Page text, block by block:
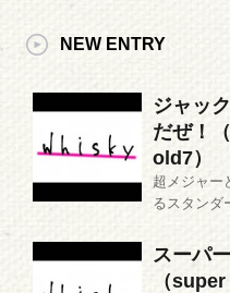
NEW ENTRY
ジャッ
だぜ！
old7）
超メジャー
るスタンダ
スーパ
（